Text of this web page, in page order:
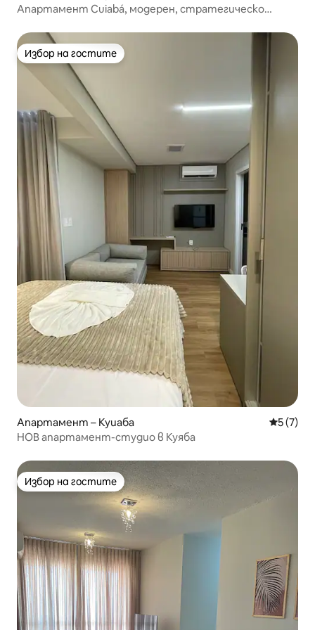
Апартамент Cuiabá, модерен, стратегическо
Избор на гостите
Избор на гостите
Апартамент – Куиаба Средна
5 (7)
НОВ апартамент-студио в Куяба
Избор на гостите
Избор на гостите